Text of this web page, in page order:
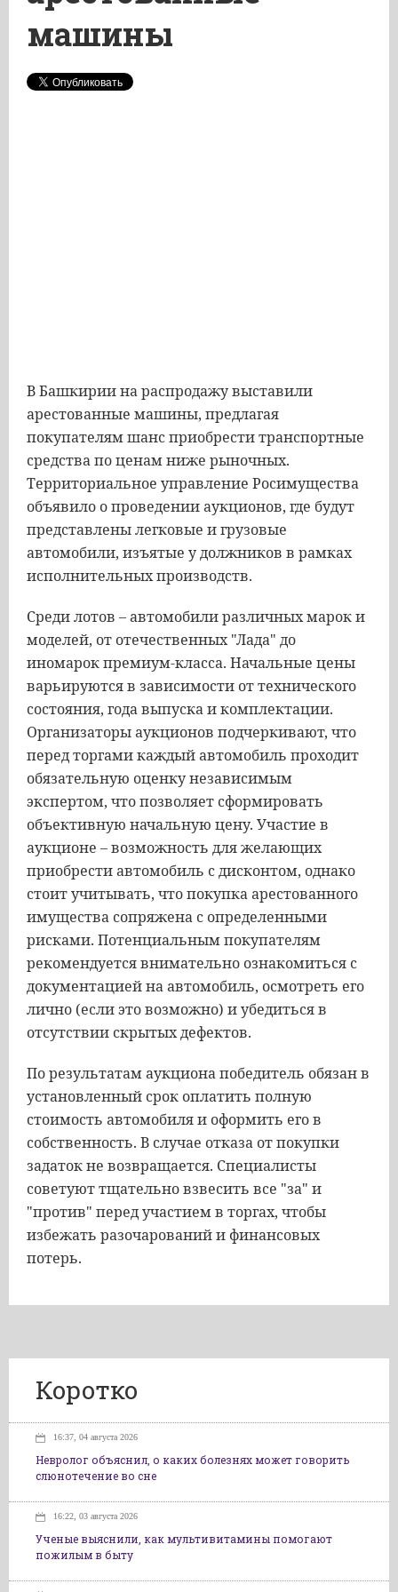
машины
В Башкирии на распродажу выставили
арестованные машины, предлагая
покупателям шанс приобрести транспортные
средства по ценам ниже рыночных.
Территориальное управление Росимущества
объявило о проведении аукционов, где будут
представлены легковые и грузовые
автомобили, изъятые у должников в рамках
исполнительных производств.
Среди лотов – автомобили различных марок и
моделей, от отечественных "Лада" до
иномарок премиум-класса. Начальные цены
варьируются в зависимости от технического
состояния, года выпуска и комплектации.
Организаторы аукционов подчеркивают, что
перед торгами каждый автомобиль проходит
обязательную оценку независимым
экспертом, что позволяет сформировать
объективную начальную цену. Участие в
аукционе – возможность для желающих
приобрести автомобиль с дисконтом, однако
стоит учитывать, что покупка арестованного
имущества сопряжена с определенными
рисками. Потенциальным покупателям
рекомендуется внимательно ознакомиться с
документацией на автомобиль, осмотреть его
лично (если это возможно) и убедиться в
отсутствии скрытых дефектов.
По результатам аукциона победитель обязан в
установленный срок оплатить полную
стоимость автомобиля и оформить его в
собственность. В случае отказа от покупки
задаток не возвращается. Специалисты
советуют тщательно взвесить все "за" и
"против" перед участием в торгах, чтобы
избежать разочарований и финансовых
потерь.
Коротко
16:37, 04 августа 2026
Невролог объяснил, о каких болезнях может говорить
слюнотечение во сне
16:22, 03 августа 2026
Ученые выяснили, как мультивитамины помогают
пожилым в быту